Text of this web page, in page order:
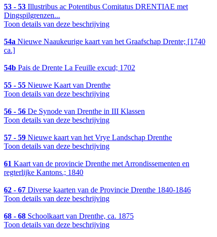
53 - 53 Illustribus ac Potentibus Comitatus DRENTIAE met
Dingspilgrenzen...
Toon details van deze beschrijving
54a Nieuwe Naaukeurige kaart van het Graafschap Drente; [1740
ca.]
54b Pais de Drente La Feuille excud; 1702
55 - 55 Nieuwe Kaart van Drenthe
Toon details van deze beschrijving
56 - 56 De Synode van Drenthe in III Klassen
Toon details van deze beschrijving
57 - 59 Nieuwe kaart van het Vrye Landschap Drenthe
Toon details van deze beschrijving
61 Kaart van de provincie Drenthe met Arrondissementen en
regterlijke Kantons.; 1840
62 - 67 Diverse kaarten van de Provincie Drenthe 1840-1846
Toon details van deze beschrijving
68 - 68 Schoolkaart van Drenthe, ca. 1875
Toon details van deze beschrijving